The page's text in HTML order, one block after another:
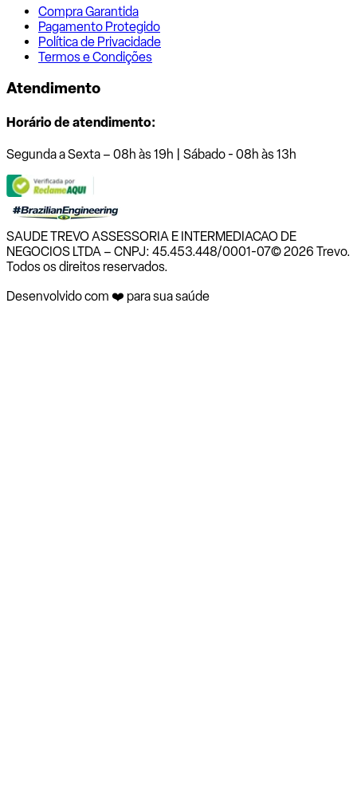
Compra Garantida
Pagamento Protegido
Política de Privacidade
Termos e Condições
Atendimento
Horário de atendimento:
Segunda a Sexta – 08h às 19h | Sábado - 08h às 13h
SAUDE TREVO ASSESSORIA E INTERMEDIACAO DE
NEGOCIOS LTDA – CNPJ: 45.453.448/0001-07© 2026 Trevo.
Todos os direitos reservados.
Desenvolvido com ❤️ para sua saúde